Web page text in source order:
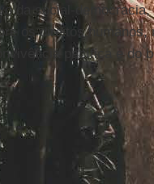
da social-democracia,
os direitos humanos,
pacífica e do